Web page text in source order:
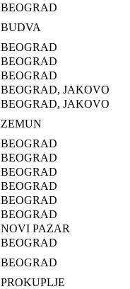
BEOGRAD
BUDVA
BEOGRAD
BEOGRAD
BEOGRAD
BEOGRAD, JAKOVO
BEOGRAD, JAKOVO
ZEMUN
BEOGRAD
BEOGRAD
BEOGRAD
BEOGRAD
BEOGRAD
BEOGRAD
NOVI PAZAR
BEOGRAD
BEOGRAD
PROKUPLJE